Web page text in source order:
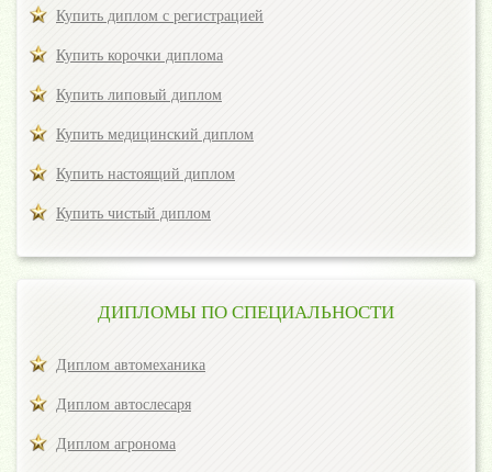
Купить диплом с регистрацией
Купить корочки диплома
Купить липовый диплом
Купить медицинский диплом
Купить настоящий диплом
Купить чистый диплом
ДИПЛОМЫ ПО СПЕЦИАЛЬНОСТИ
Диплом автомеханика
Диплом автослесаря
Диплом агронома